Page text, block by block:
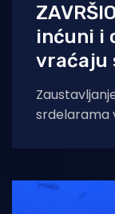
inćuni i
vraćaju
srdelarama